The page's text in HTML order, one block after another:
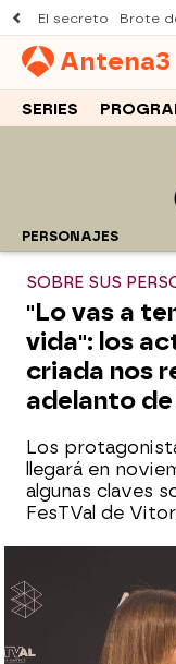
El secreto Brote
Antena3
SERIES
PERSONAJES
SOBRE SUS
"Lo vas a
vida": los
criada nos
adelanto de
Los
llegará en
algunas claves
FesTVal de
últimos
hijas de la
FesTVal de